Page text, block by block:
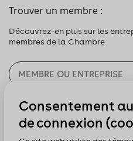
Trouver un membre :
Découvrez-en plus sur les
membres de la Chambre
CHERCHER
Consentement
de connexion